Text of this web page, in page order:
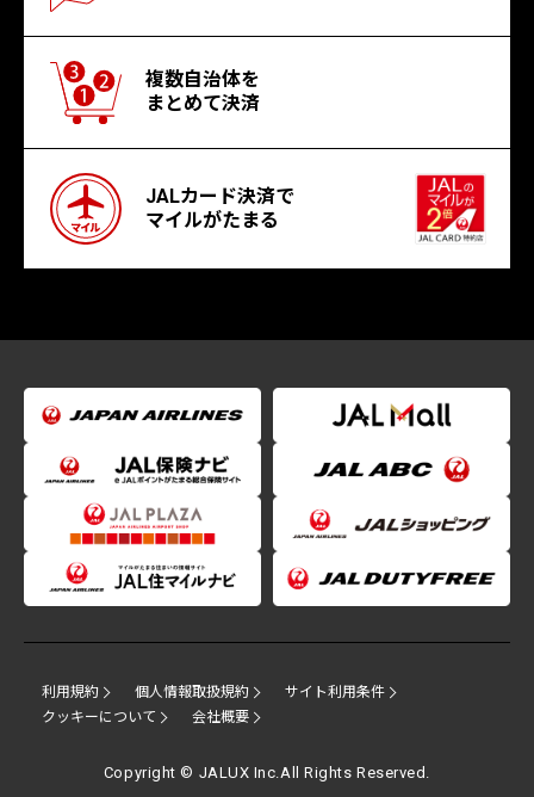
複数自治体を
まとめて決済
JALカード決済で
マイルがたまる
利用規約 個人情報取扱規約
サイト利用条件
クッキーについて
会社概要
Copyright © JALUX Inc.All Rights Reserved.